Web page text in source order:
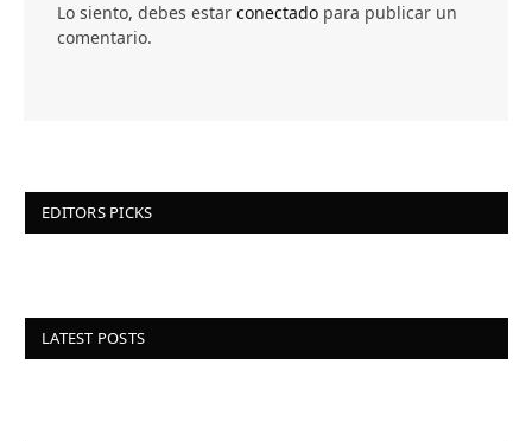
Lo siento, debes estar conectado para publicar un
comentario.
EDITORS PICKS
LATEST POSTS